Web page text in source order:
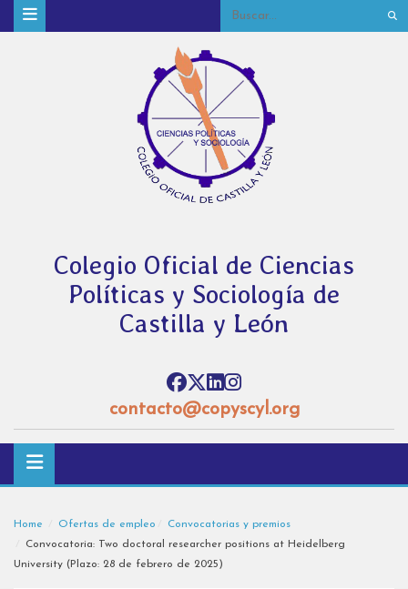
Colegio Oficial de Ciencias
Políticas y Sociología de
Castilla y León
contacto@copyscyl.org
Home Ofertas de empleo
Convocatorias y premios
Convocatoria: Two doctoral researcher positions at Heidelberg
University (Plazo: 28 de febrero de 2025)